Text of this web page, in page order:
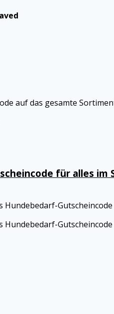
auf das gesamte
für alles im
Hundebedarf-
Hundebedarf-